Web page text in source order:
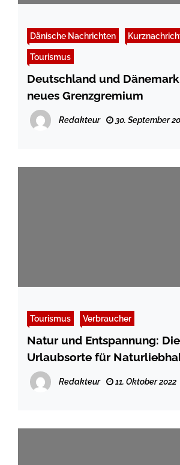
Dänische Nachrichten
Tourismus
Deutschland und
neues Grenzgremium
Redakteur 30. September
Tourismus Verbraucher
Natur und Entspannung:
Urlaubsorte für
Dänemark
Redakteur 11. Oktober 2022